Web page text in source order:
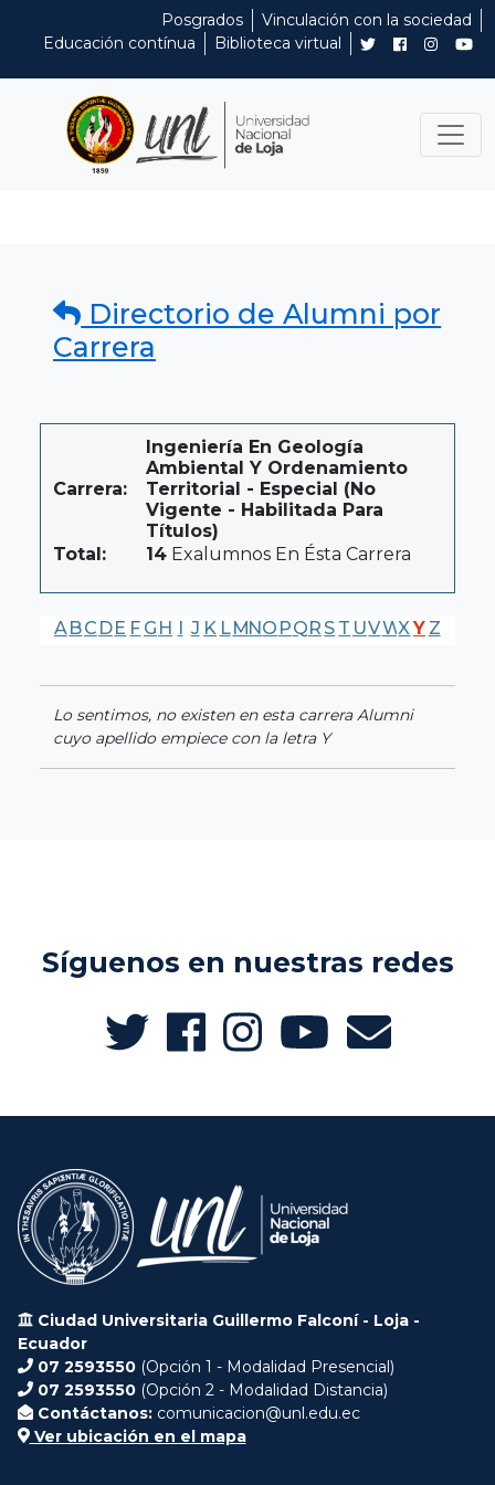
Posgrados
Vinculación con la sociedad
Educación contínua
Biblioteca virtual
Directorio de Alumni por
Carrera
Carrera:
Ingeniería En Geología
Ambiental Y Ordenamiento
Territorial - Especial (No
Vigente - Habilitada Para
Títulos)
Total:
14 Exalumnos En Ésta Carrera
A BC DE F G H I J K LMNO PQR S T UVWX Y Z
Lo sentimos, no existen en esta carrera Alumni
cuyo apellido empiece con la letra Y
Síguenos en nuestras redes
Ciudad Universitaria Guillermo Falconí - Loja -
Ecuador
07 2593550 (Opción 1 - Modalidad Presencial)
07 2593550 (Opción 2 - Modalidad Distancia)
Contáctanos: comunicacion@unl.edu.ec
Ver ubicación en el mapa